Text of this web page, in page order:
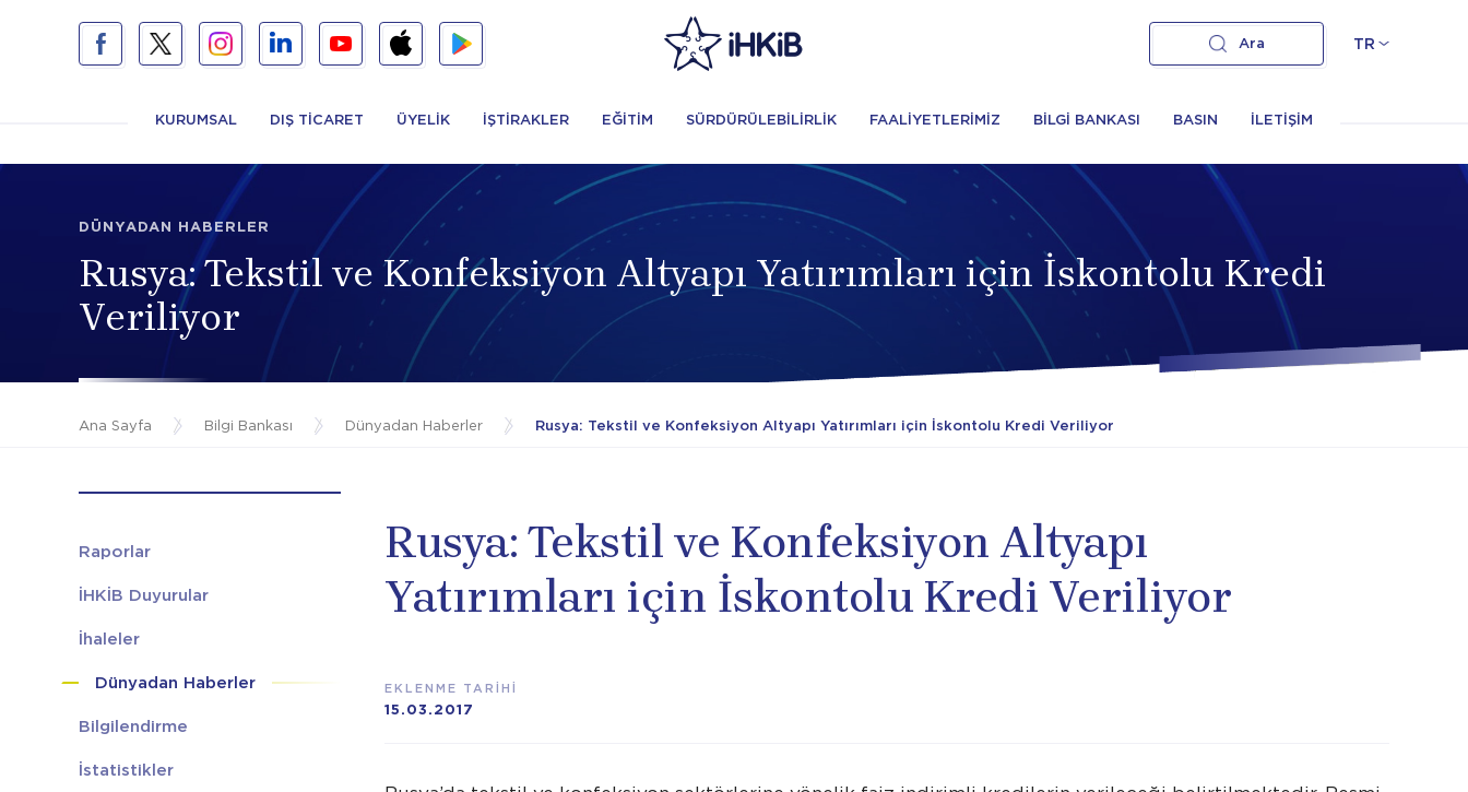
TR
Ara
KURUMSAL DIŞ TİCARET ÜYELİK İŞTİRAKLER EĞİTİM SÜRDÜRÜLEBİLİRLİK FAALİYETLERİMİZ BİLGİ BANKASI BASIN İLETİŞİM
DÜNYADAN HABERLER
Rusya: Tekstil ve Konfeksiyon Altyapı Yatırımları için İskontolu Kredi
Veriliyor
Ana Sayfa / Bilgi Bankası / Dünyadan Haberler / Rusya: Tekstil ve Konfeksiyon Altyapı Yatırımları için İskontolu Kredi Veriliyor
Raporlar
İHKİB Duyurular
İhaleler
Dünyadan Haberler
Bilgilendirme
İstatistikler
Rusya: Tekstil ve Konfeksiyon Altyapı
Yatırımları için İskontolu Kredi Veriliyor
EKLENME TARİHİ
15.03.2017